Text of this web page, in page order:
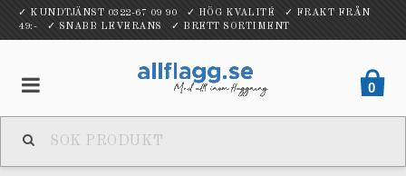
✓ KUNDTJÄNST 0322-67 09 90 ✓ HÖG KVALITÉ ✓ FRAKT FRÅN
49:- ✓ SNABB LEVERANS ✓ BRETT SORTIMENT
0